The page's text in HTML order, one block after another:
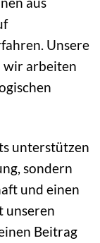
Unsere
wir arbeiten
unterstützen
sondern
und einen
unseren
Beitrag